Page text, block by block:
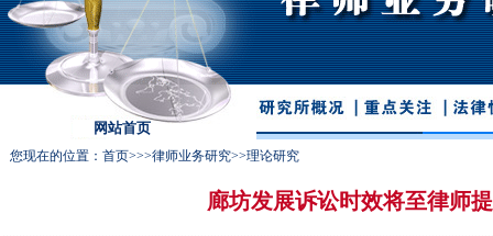
网站首页
您现在的位置： 首页>>>律师业务研究>>理论研究
廊坊发展诉讼时效将至律师